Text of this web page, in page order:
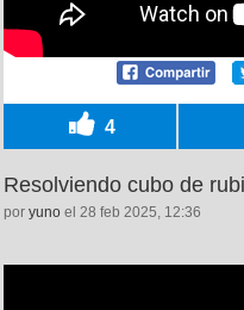
4
Resolviendo cubo de
por yuno el 28 feb 2025, 12:36